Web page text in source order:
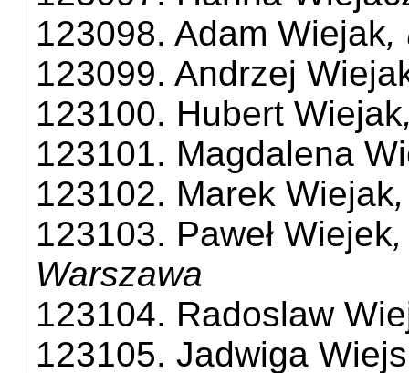
123098. Adam Wiejak,
123099. Andrzej
123100. Hubert Wiejak
123101. Magdalena
123102. Marek Wiejak
123103. Paweł Wiejek
Warszawa
123104. Radoslaw
123105. Jadwiga